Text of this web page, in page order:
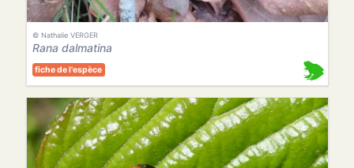
© Nathalie VERGER
Rana dalmatina
fiche de l'espèce